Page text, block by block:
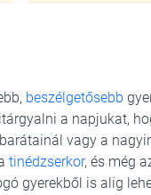
beszélgetősebb
a napjukat,
vagy a
tinédzserkor, és még
gyerekből is alig